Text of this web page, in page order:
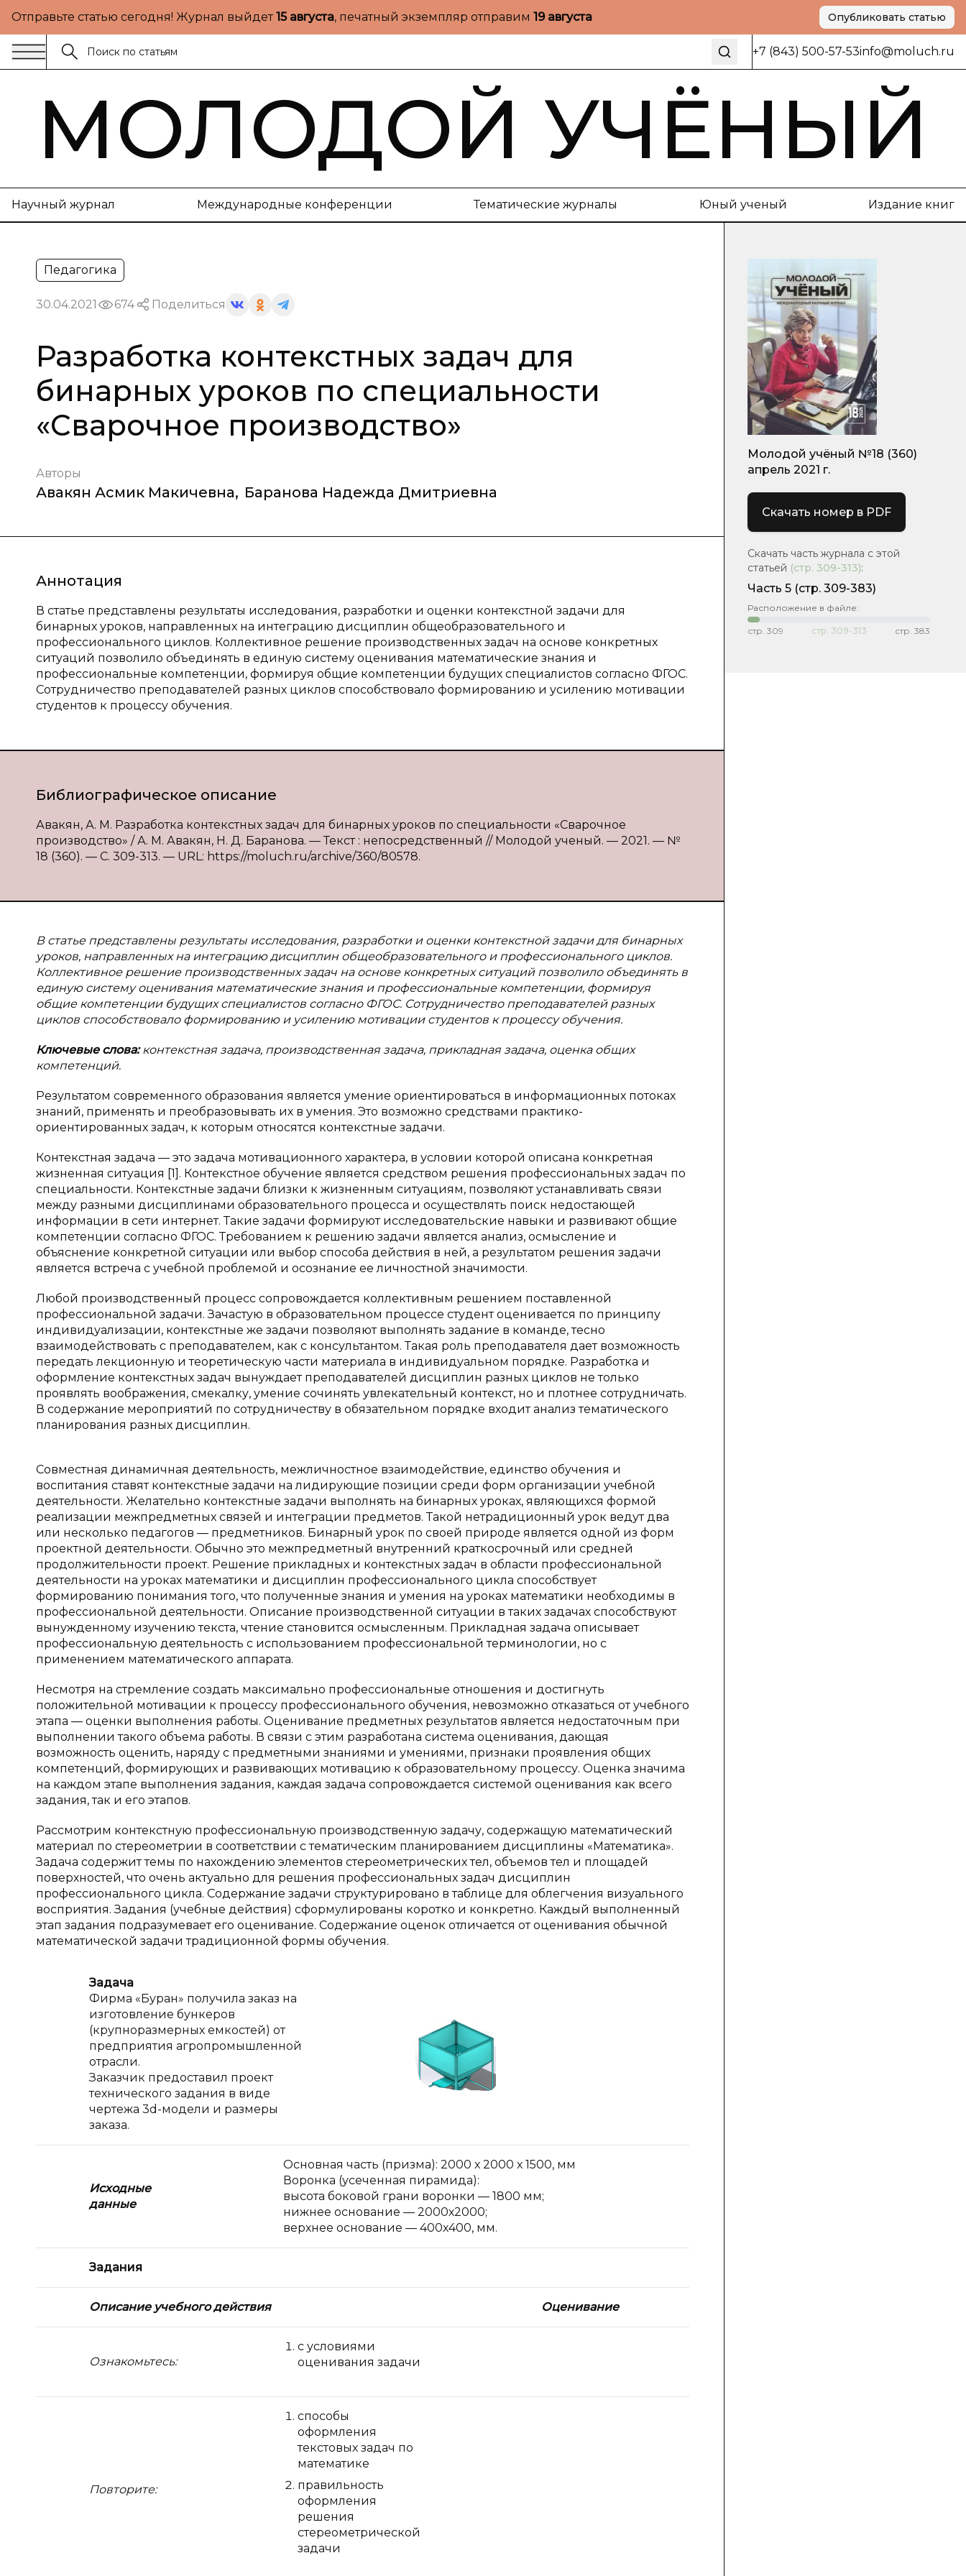
Отправьте статью сегодня! Журнал выйдет15 августа, печатный экземпляр отправим 19 августа Опубликовать статью
+7 (843) 500-57-53info@moluch.ru
МОЛОДОЙ УЧЁНЫЙ
Научный журнал Международные конференции Тематические журналы Юный ученый Издание книг
Педагогика
30.04.2021 674 Поделиться
Разработка контекстных задач для
бинарных уроков по специальности
«Сварочное производство»
Авторы
Авакян Асмик Макичевна, Баранова Надежда Дмитриевна
Аннотация
В статье представлены результаты исследования, разработки и оценки контекстной задачи для
бинарных уроков, направленных на интеграцию дисциплин общеобразовательного и
профессионального циклов. Коллективное решение производственных задач на основе конкретных
ситуаций позволило объединять в единую систему оценивания математические знания и
профессиональные компетенции, формируя общие компетенции будущих специалистов согласно ФГОС.
Сотрудничество преподавателей разных циклов способствовало формированию и усилению мотивации
студентов к процессу обучения.
Библиографическое описание
Авакян, А. М. Разработка контекстных задач для бинарных уроков по специальности «Сварочное
производство» / А. М. Авакян, Н. Д. Баранова. — Текст : непосредственный // Молодой ученый. — 2021. — №
18 (360). — С. 309-313. — URL: https://moluch.ru/archive/360/80578.
В статье представлены результаты исследования, разработки и оценки контекстной задачи для бинарных
уроков, направленных на интеграцию дисциплин общеобразовательного и профессионального циклов.
Коллективное решение производственных задач на основе конкретных ситуаций позволило объединять в
единую систему оценивания математические знания и профессиональные компетенции, формируя
общие компетенции будущих специалистов согласно ФГОС. Сотрудничество преподавателей разных
циклов способствовало формированию и усилению мотивации студентов к процессу обучения.
Ключевые слова:контекстная задача, производственная задача, прикладная задача, оценка общих
компетенций.
Результатом современного образования является умение ориентироваться в информационных потоках
знаний, применять и преобразовывать их в умения. Это возможно средствами практико-
ориентированных задач, к которым относятся контекстные задачи.
Контекстная задача — это задача мотивационного характера, в условии которой описана конкретная
жизненная ситуация [1]. Контекстное обучение является средством решения профессиональных задач по
специальности. Контекстные задачи близки к жизненным ситуациям, позволяют устанавливать связи
между разными дисциплинами образовательного процесса и осуществлять поиск недостающей
информации в сети интернет. Такие задачи формируют исследовательские навыки и развивают общие
компетенции согласно ФГОС. Требованием к решению задачи является анализ, осмысление и
объяснение конкретной ситуации или выбор способа действия в ней, а результатом решения задачи
является встреча с учебной проблемой и осознание ее личностной значимости.
Любой производственный процесс сопровождается коллективным решением поставленной
профессиональной задачи. Зачастую в образовательном процессе студент оценивается по принципу
индивидуализации, контекстные же задачи позволяют выполнять задание в команде, тесно
взаимодействовать с преподавателем, как с консультантом. Такая роль преподавателя дает возможность
передать лекционную и теоретическую части материала в индивидуальном порядке. Разработка и
оформление контекстных задач вынуждает преподавателей дисциплин разных циклов не только
проявлять воображения, смекалку, умение сочинять увлекательный контекст, но и плотнее сотрудничать.
В содержание мероприятий по сотрудничеству в обязательном порядке входит анализ тематического
планирования разных дисциплин.
Совместная динамичная деятельность, межличностное взаимодействие, единство обучения и
воспитания ставят контекстные задачи на лидирующие позиции среди форм организации учебной
деятельности. Желательно контекстные задачи выполнять на бинарных уроках, являющихся формой
реализации межпредметных связей и интеграции предметов. Такой нетрадиционный урок ведут два
или несколько педагогов — предметников. Бинарный урок по своей природе является одной из форм
проектной деятельности. Обычно это межпредметный внутренний краткосрочный или средней
продолжительности проект. Решение прикладных и контекстных задач в области профессиональной
деятельности на уроках математики и дисциплин профессионального цикла способствует
формированию понимания того, что полученные знания и умения на уроках математики необходимы в
профессиональной деятельности. Описание производственной ситуации в таких задачах способствуют
вынужденному изучению текста, чтение становится осмысленным. Прикладная задача описывает
профессиональную деятельность с использованием профессиональной терминологии, но с
применением математического аппарата.
Несмотря на стремление создать максимально профессиональные отношения и достигнуть
положительной мотивации к процессу профессионального обучения, невозможно отказаться от учебного
этапа — оценки выполнения работы. Оценивание предметных результатов является недостаточным при
выполнении такого объема работы. В связи с этим разработана система оценивания, дающая
возможность оценить, наряду с предметными знаниями и умениями, признаки проявления общих
компетенций, формирующих и развивающих мотивацию к образовательному процессу. Оценка значима
на каждом этапе выполнения задания, каждая задача сопровождается системой оценивания как всего
задания, так и его этапов.
Рассмотрим контекстную профессиональную производственную задачу, содержащую математический
материал по стереометрии в соответствии с тематическим планированием дисциплины «Математика».
Задача содержит темы по нахождению элементов стереометрических тел, объемов тел и площадей
поверхностей, что очень актуально для решения профессиональных задач дисциплин
профессионального цикла. Содержание задачи структурировано в таблице для облегчения визуального
восприятия. Задания (учебные действия) сформулированы коротко и конкретно. Каждый выполненный
этап задания подразумевает его оценивание. Содержание оценок отличается от оценивания обычной
математической задачи традиционной формы обучения.
Задача
Фирма «Буран» получила заказ на
изготовление бункеров
(крупноразмерных емкостей) от
предприятия агропромышленной
отрасли.
Заказчик предоставил проект
технического задания в виде
чертежа 3d-модели и размеры
заказа.
Исходные
данные
Основная часть (призма): 2000 х 2000 х 1500, мм
Воронка (усеченная пирамида):
высота боковой грани воронки — 1800 мм;
нижнее основание — 2000х2000;
верхнее основание — 400х400, мм.
Задания
Описание учебного действия Оценивание
Ознакомьтесь:
с условиями
оценивания задачи
Повторите:
способы
оформления
текстовых задач по
математике
правильность
оформления
решения
стереометрической
задачи
Молодой учёный №18 (360)
апрель 2021 г.
Скачать номер в PDF
Скачать часть журнала с этой
статьей (стр. 309-313):
Часть 5 (стр. 309-383)
Расположение в файле:
стр. 309 стр. 309-313 стр. 383